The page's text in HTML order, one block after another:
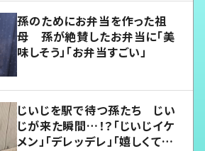
孫のためにお弁当を作った祖
母 孫が絶賛したお弁当に「美
味しそう」「お弁当すごい」
じいじを駅で待つ孫たち じい
じが来た瞬間…！？「じいじイケ
メン」「デレッデレ」「嬉しくて可